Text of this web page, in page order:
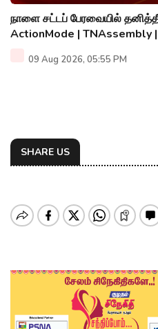
நாளை சட்டப் பேரவையில்
ActionMode | TNAssembly
09 Aug 2026, 05:55 PM
SHARE US